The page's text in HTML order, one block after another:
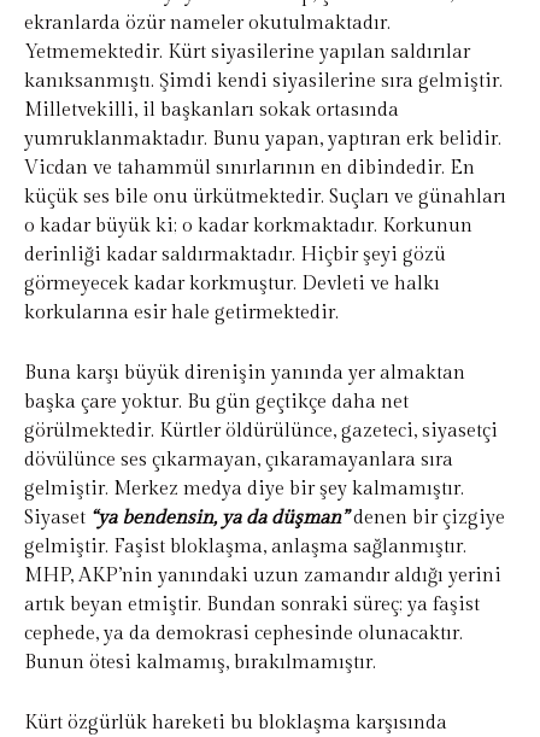
ekranlarda özür nameler okutulmaktadır.
Yetmemektedir. Kürt siyasilerine yapılan saldırılar
kanıksanmıştı. Şimdi kendi siyasilerine sıra gelmiştir.
Milletvekilli, il başkanları sokak ortasında
yumruklanmaktadır. Bunu yapan, yaptıran erk belidir.
Vicdan ve tahammül sınırlarının en dibindedir. En
küçük ses bile onu ürkütmektedir. Suçları ve günahları
o kadar büyük ki; o kadar korkmaktadır. Korkunun
derinliği kadar saldırmaktadır. Hiçbir şeyi gözü
görmeyecek kadar korkmuştur. Devleti ve halkı
korkularına esir hale getirmektedir.
Buna karşı büyük direnişin yanında yer almaktan
başka çare yoktur. Bu gün geçtikçe daha net
görülmektedir. Kürtler öldürülünce, gazeteci, siyasetçi
dövülünce ses çıkarmayan, çıkaramayanlara sıra
gelmiştir. Merkez medya diye bir şey kalmamıştır.
Siyaset “ya bendensin, ya da düşman”denen bir çizgiye
gelmiştir. Faşist bloklaşma, anlaşma sağlanmıştır.
MHP, AKP’nin yanındaki uzun zamandır aldığı yerini
artık beyan etmiştir. Bundan sonraki süreç; ya faşist
cephede, ya da demokrasi cephesinde olunacaktır.
Bunun ötesi kalmamış, bırakılmamıştır.
Kürt özgürlük hareketi bu bloklaşma karşısında